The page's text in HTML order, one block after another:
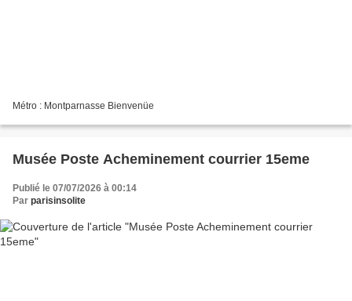
Métro : Montparnasse Bienvenüe
Musée Poste Acheminement courrier 15eme
Publié le 07/07/2026 à 00:14
Par parisinsolite